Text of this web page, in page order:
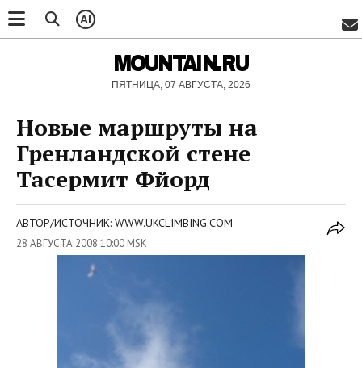
AI
MOUNTAIN.RU
ПЯТНИЦА, 07 АВГУСТА, 2026
Новые маршруты на
Гренландской стене
Тасермит Фйорд
АВТОР/ИСТОЧНИК: WWW.UKCLIMBING.COM
28 АВГУСТА 2008 10:00 MSK